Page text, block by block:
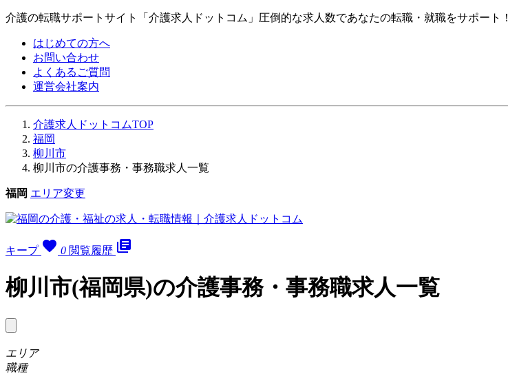
介護の転職サポートサイト「介護求人ドットコム」圧倒的な求人数であなたの転職・就職をサポート！
はじめての方へ
お問い合わせ
よくあるご質問
運営会社案内
介護求人ドットコムTOP
福岡
柳川市
柳川市の介護事務・事務職求人一覧
福岡 エリア変更
キープ favorite 0 閲覧履歴 library_books
柳川市(福岡県)の介護事務・事務職求人一覧
エリア
職種